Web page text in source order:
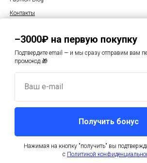
Купить
Контакты
© 2025 UbyU Moscow
Москва, Волоколамское ш, д1
Режим работы с 12:00 до 20:00
–3000₽ на первую покупку
Подтвердите email — и мы сразу отправим вам
промокод 🎁
Ваш e-mail
Получить бонус
Нажимая на кнопку "получить" вы
с Политикой